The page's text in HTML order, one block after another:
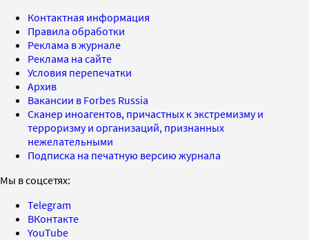
Контактная информация
Правила обработки
Реклама в журнале
Реклама на сайте
Условия перепечатки
Архив
Вакансии в Forbes Russia
Сканер иноагентов, причастных к экстремизму и
терроризму и организаций, признанных
нежелательными
Подписка на печатную версию журнала
Мы в соцсетях:
Telegram
ВКонтакте
YouTube